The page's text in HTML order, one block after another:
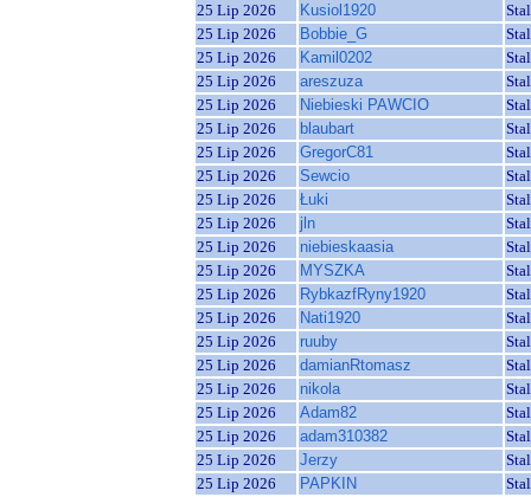
25 Lip 2026
Kusiol1920
25 Lip 2026
Bobbie_G
25 Lip 2026
Kamil0202
25 Lip 2026
areszuza
25 Lip 2026
Niebieski PAWCIO
25 Lip 2026
blaubart
25 Lip 2026
GregorC81
25 Lip 2026
Sewcio
25 Lip 2026
Łuki
25 Lip 2026
jln
25 Lip 2026
niebieskaasia
25 Lip 2026
MYSZKA
25 Lip 2026
RybkazfRyny1920
25 Lip 2026
Nati1920
25 Lip 2026
ruuby
25 Lip 2026
damianRtomasz
25 Lip 2026
nikola
25 Lip 2026
Adam82
25 Lip 2026
adam310382
25 Lip 2026
Jerzy
25 Lip 2026
PAPKIN